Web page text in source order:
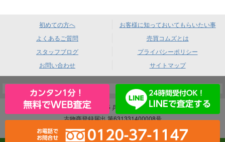
初めての方へ
お客様に知っておいてもらいたい事
よくあるご質問
売買コムズとは
スタッフブログ
プライバシーポリシー
お問い合わせ
サイトマップ
売買コムズ 〒660-0085 兵庫県尼崎市元浜町4-88
古物商登録届出 第631331400008号
｜ 酒類販売業免許 尼法第383号